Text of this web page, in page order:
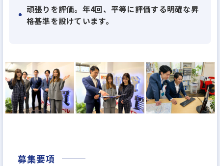
≪入社いただくと≫
最大3ヶ月の研修を終了しても、先輩社員のサポート
は継続。手厚いサポートの中でしっかりと成長して
いけますので未経験でも安心してください！ちなみ
に、現場に出て1時間で契約をいただけた未経験スタ
任になることも可能。未経験でスタートした人の多
頑張りを評価。年4回、平等に評価する明確な昇
格基準を設けています。
募集要項